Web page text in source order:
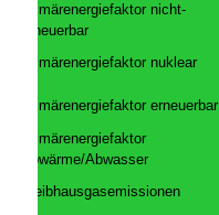
Primärenergiefaktor nicht-
erneuerbar
Primärenergiefaktor nuklear
Primärenergiefaktor erneuerbar
Primärenergiefaktor
Abwärme/Abwasser
Treibhausgasemissionen